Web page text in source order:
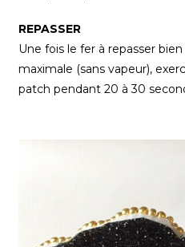
REPASSER
Une fois le fer à repasser
maximale (sans vapeur),
patch pendant 20 à 30